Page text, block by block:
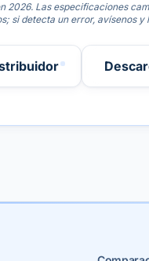
2026. Las especificaciones
si detecta un error, avísenos y